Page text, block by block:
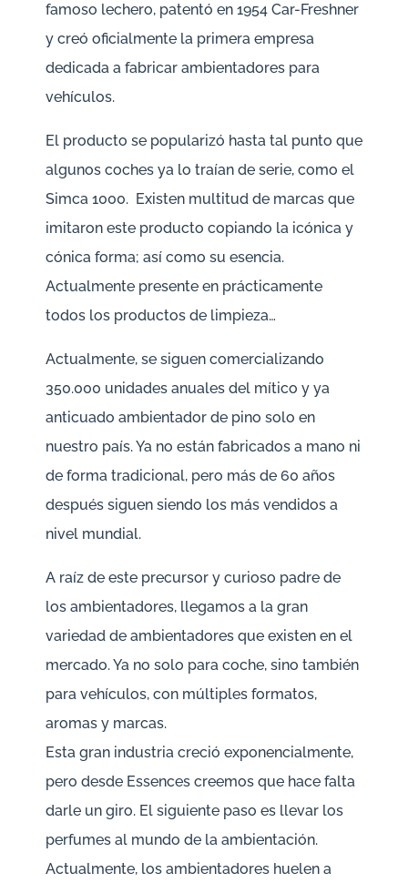
famoso lechero, patentó en 1954 Car-Freshner
y creó oficialmente la primera empresa
dedicada a fabricar ambientadores para
vehículos.
El producto se popularizó hasta tal punto que
algunos coches ya lo traían de serie, como el
Simca 1000. Existen multitud de marcas que
imitaron este producto copiando la icónica y
cónica forma; así como su esencia.
Actualmente presente en prácticamente
todos los productos de limpieza…
Actualmente, se siguen comercializando
350.000 unidades anuales del mítico y ya
anticuado ambientador de pino solo en
nuestro país. Ya no están fabricados a mano ni
de forma tradicional, pero más de 60 años
después siguen siendo los más vendidos a
nivel mundial.
A raíz de este precursor y curioso padre de
los ambientadores, llegamos a la gran
variedad de ambientadores que existen en el
mercado. Ya no solo para coche, sino también
para vehículos, con múltiples formatos,
aromas y marcas.
Esta gran industria creció exponencialmente,
pero desde Essences creemos que hace falta
darle un giro. El siguiente paso es llevar los
perfumes al mundo de la ambientación.
Actualmente, los ambientadores huelen a